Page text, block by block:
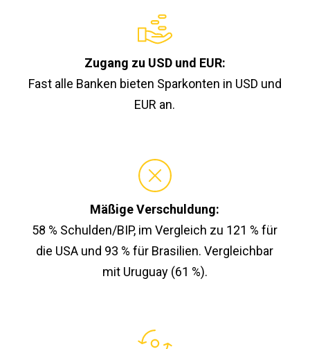
Zugang zu USD und EUR:
Fast alle Banken bieten Sparkonten in USD und
EUR an.
Mäßige Verschuldung:
58 % Schulden/BIP, im Vergleich zu 121 % für
die USA und 93 % für Brasilien. Vergleichbar
mit Uruguay (61 %).